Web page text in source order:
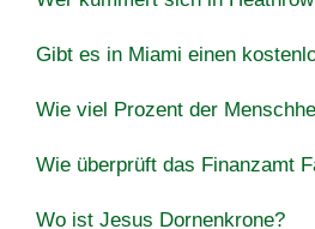
Gibt es in Miami einen
Wie viel Prozent der
Wie überprüft das Finanzamt
Wo ist Jesus Dornenkrone?